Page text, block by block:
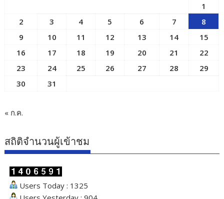
1
2
3 4 5 6 7
8
9
10 11 12 13 14
15
16
17 18 19 20 21
22
23
24 25 26 27 28
29
30
31
« ก.ค.
สถิติจำนวนผู้เข้าชม
Users Today : 1325